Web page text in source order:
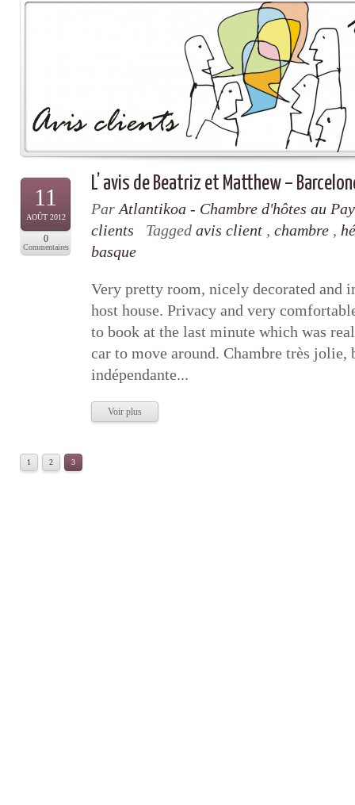
L’ avis de Beatriz et Matthew –
Par Atlantikoa - Chambre d'hôtes au
clients
Tagged avis client , chambre ,
basque
11
AOÛT 2012
0
Commentaires
Very pretty room, nicely decorated and
host house. Privacy and very
to book at the last minute which was
car to move around. Chambre très jolie,
indépendante...
Voir plus
1 2 3